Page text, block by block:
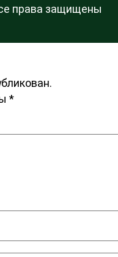
права защищены
*